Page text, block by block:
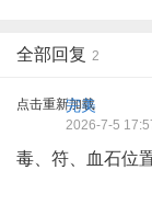
全部回复 2
点击重新加载
完美
2026-7-5
毒、符、血石位